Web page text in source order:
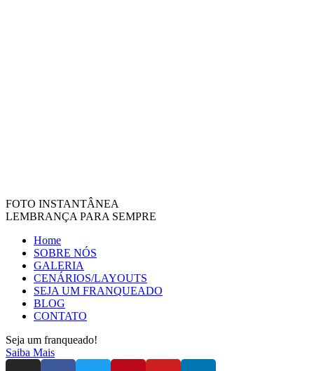
FOTO INSTANTÂNEA
LEMBRANÇA PARA SEMPRE
Home
SOBRE NÓS
GALERIA
CENÁRIOS/LAYOUTS
SEJA UM FRANQUEADO
BLOG
CONTATO
Seja um franqueado!
Saiba Mais